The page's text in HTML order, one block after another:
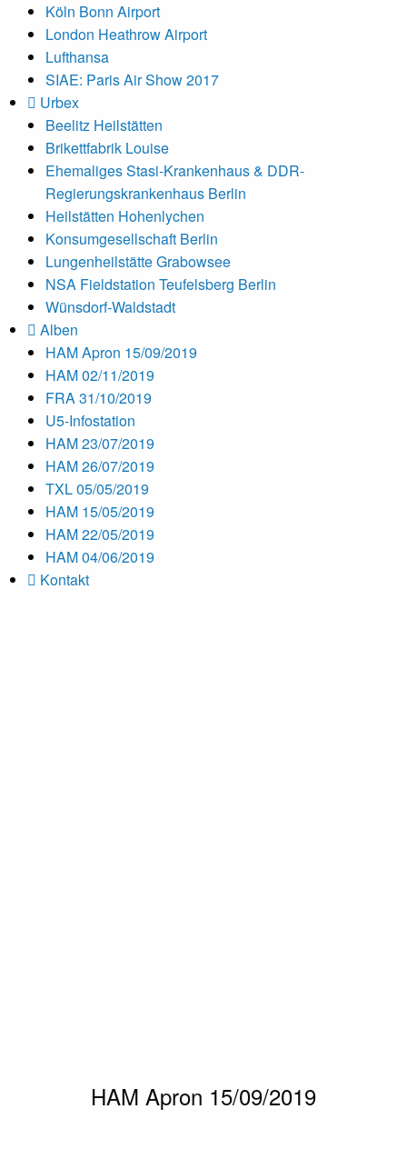
Köln Bonn Airport
London Heathrow Airport
Lufthansa
SIAE: Paris Air Show 2017
Urbex
Beelitz Heilstätten
Brikettfabrik Louise
Ehemaliges Stasi-Krankenhaus & DDR-
Regierungskrankenhaus Berlin
Heilstätten Hohenlychen
Konsumgesellschaft Berlin
Lungenheilstätte Grabowsee
NSA Fieldstation Teufelsberg Berlin
Wünsdorf-Waldstadt
Alben
HAM Apron 15/09/2019
HAM 02/11/2019
FRA 31/10/2019
U5-Infostation
HAM 23/07/2019
HAM 26/07/2019
TXL 05/05/2019
HAM 15/05/2019
HAM 22/05/2019
HAM 04/06/2019
Kontakt
HAM Apron 15/09/2019